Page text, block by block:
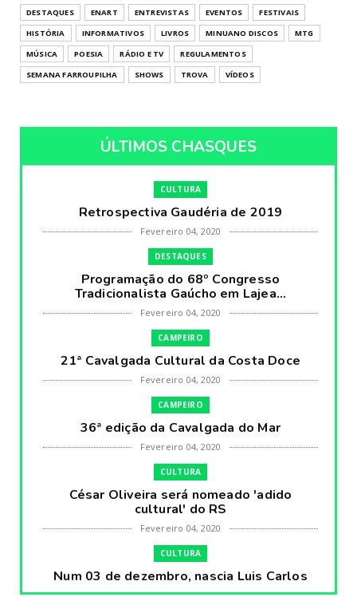
DESTAQUES
ENART ENTREVISTAS EVENTOS
FESTIVAIS
HISTÓRIA
INFORMATIVOS LIVROS MINUANO DISCOS
MTG
MÚSICA
POESIA RÁDIO E TV
REGULAMENTOS
SEMANA FARROUPILHA
SHOWS TROVA VÍDEOS
ÚLTIMOS CHASQUES
CULTURA
Retrospectiva Gaudéria de 2019
Fevereiro 04, 2020
DESTAQUES
Programação do 68º Congresso
Tradicionalista Gaúcho em Lajea...
Fevereiro 04, 2020
CAMPEIRO
21ª Cavalgada Cultural da Costa Doce
Fevereiro 04, 2020
CAMPEIRO
36ª edição da Cavalgada do Mar
Fevereiro 04, 2020
CULTURA
César Oliveira será nomeado 'adido
cultural' do RS
Fevereiro 04, 2020
CULTURA
Num 03 de dezembro, nascia Luis Carlos
Prestes, o Cavaleiro ...